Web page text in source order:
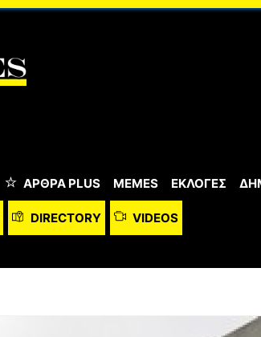
ΆΡΘΡΑ PLUS MEMES ΕΚΛΟΓΕΣ
DIRECTORY VIDEOS